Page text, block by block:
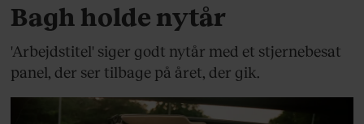
Bagh holde nytår
'Arbejdstitel' siger godt nytår med et stjernebesat
panel, der ser tilbage på året, der gik.